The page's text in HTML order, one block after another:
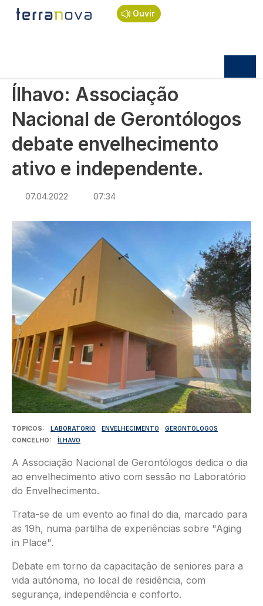
Passar para o conteúdo principal
Ouvir
Navegação estrutural
Início
Sociedade
Ílhavo: Associação Nacional de Gerontólogos
Ílhavo: Associação
Nacional de Gerontólogos
debate envelhecimento
ativo e independente.
07.04.2022 07:34
Imagem
TÓPICOS LABORATÓRIO ENVELHECIMENTO
GERONTOLOGOS
CONCELHO
ÍLHAVO
A Associação Nacional de Gerontólogos dedica o dia
ao envelhecimento ativo com sessão no Laboratório
do Envelhecimento.
Trata-se de um evento ao final do dia, marcado para
as 19h, numa partilha de experiências sobre "Aging
in Place".
Debate em torno da capacitação de seniores para a
vida autónoma, no local de residência, com
segurança, independência e conforto.